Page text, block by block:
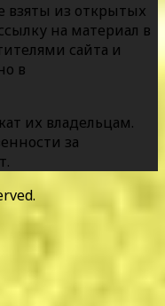
взяты из открытых
на материал в
сайта и
в
их владельцам.
за